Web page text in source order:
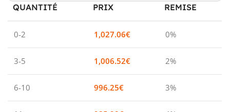
QUANTITÉ PRIX REMISE
0-2 1,027.06€ 0%
3-5 1,006.52€ 2%
6-10 996.25€ 3%